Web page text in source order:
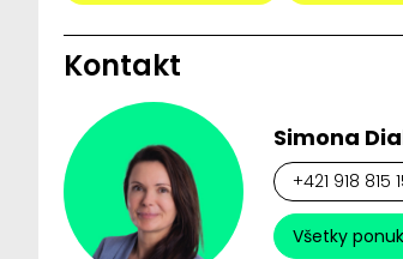
Kontakt
Simona
+421 918 815
Všetky